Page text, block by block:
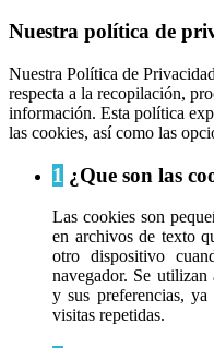
Nuestra política de
Nuestra Política de
respecta a la recopilación,
información. Esta política
las cookies, así como las
1 ¿Que son las
Las cookies son
en archivos de texto
otro dispositivo
navegador. Se
y sus preferencias,
visitas repetidas.